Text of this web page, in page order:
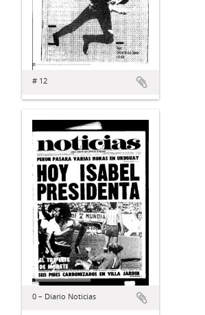
# 12
0 – Diario Noticias